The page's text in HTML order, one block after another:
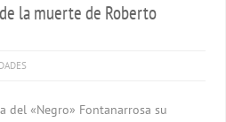
la muerte de Roberto
del «Negro» Fontanarrosa su